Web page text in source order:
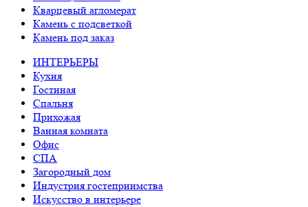
Кварцевый агломерат
Камень с подсветкой
Камень под заказ
ИНТЕРЬЕРЫ
Кухня
Гостиная
Спальня
Прихожая
Ванная комната
Офис
СПА
Загородный дом
Индустрия гостеприимства
Искусство в интерьере